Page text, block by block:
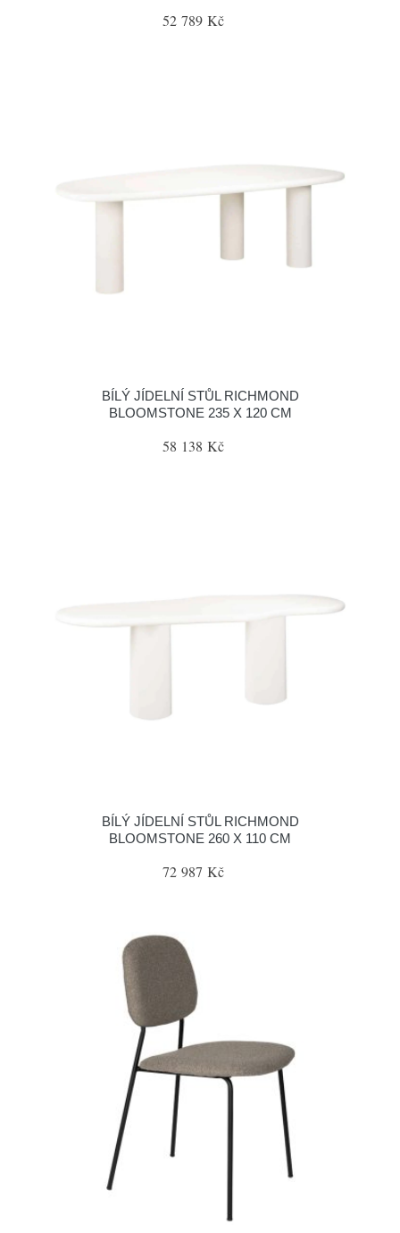
52 789 Kč
BÍLÝ JÍDELNÍ STŮL RICHMOND
BLOOMSTONE 235 X 120 CM
58 138 Kč
BÍLÝ JÍDELNÍ STŮL RICHMOND
BLOOMSTONE 260 X 110 CM
72 987 Kč